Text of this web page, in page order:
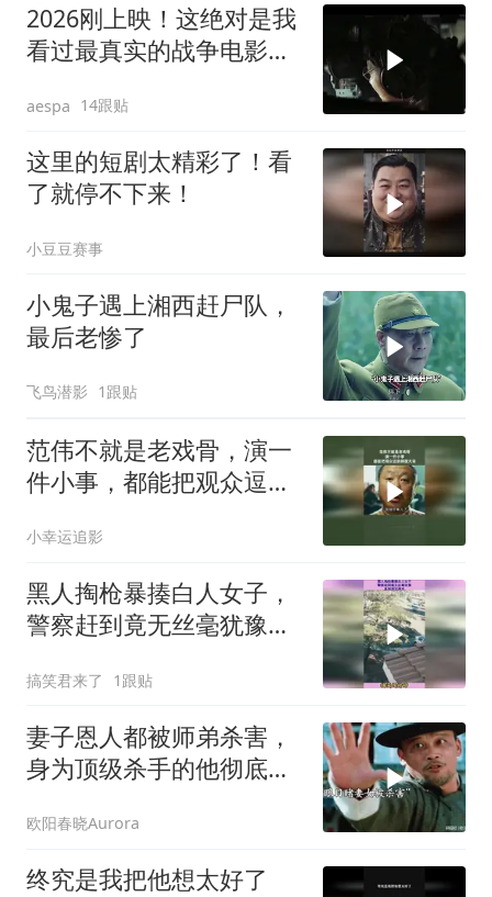
2026刚上映！这绝对是我
看过最真实的战争电影，
aespa 14跟贴
这里的短剧太精彩了！看
了就停不下来！
小豆豆赛事
小鬼子遇上湘西赶尸队，
最后老惨了
飞鸟潜影 1跟贴
范伟不就是老戏骨，演一
件小事，都能把观众逗的
小幸运追影
黑人掏枪暴揍白人女子，
警察赶到竟无丝毫犹豫，
搞笑君来了 1跟贴
妻子恩人都被师弟杀害，
身为顶级杀手的他彻底怒
欧阳春晓Aurora
终究是我把他想太好了